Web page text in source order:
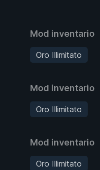
Mod inventario
Oro Illimitato
Mod inventario
Oro Illimitato
Mod inventario
Oro Illimitato